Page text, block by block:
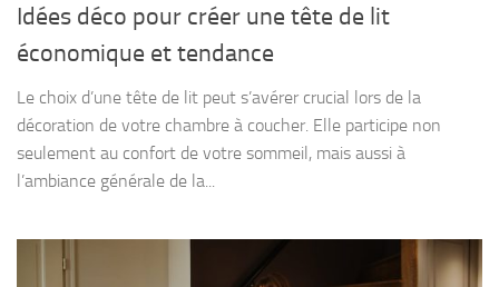
Idées déco pour créer une tête de lit
économique et tendance
Le choix d’une tête de lit peut s’avérer crucial lors de la
décoration de votre chambre à coucher. Elle participe non
seulement au confort de votre sommeil, mais aussi à
l’ambiance générale de la...